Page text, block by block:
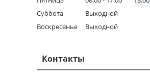
Суббота
Выходной
Воскресенье
Выходной
Контакты